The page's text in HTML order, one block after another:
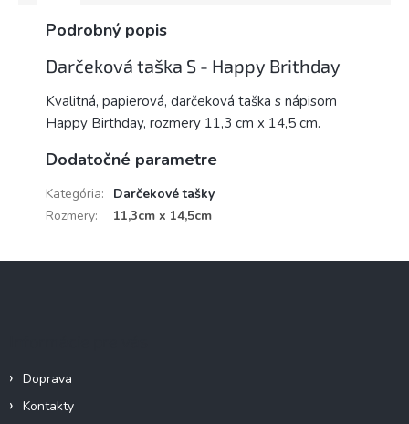
Podrobný popis
Darčeková taška S - Happy Brithday
Kvalitná, papierová, darčeková taška s nápisom
Happy Birthday, rozmery 11,3 cm x 14,5 cm.
Dodatočné parametre
Kategória:
Darčekové tašky
Rozmery: 11,3cm x 14,5cm
Doprava
Kontakty